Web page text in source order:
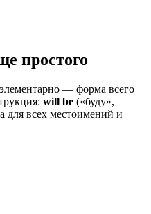
простого
— форма всего
will be («буду»,
для всех местоимений и